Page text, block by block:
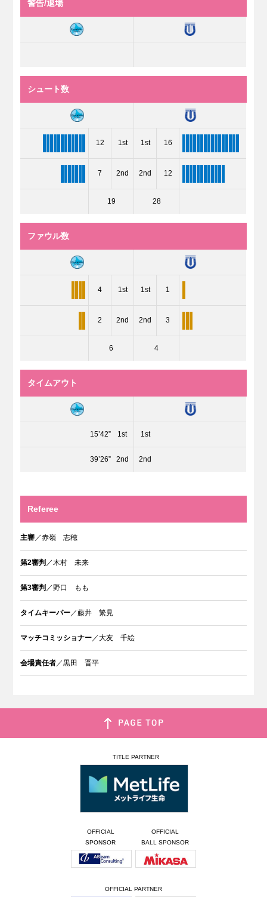
警告/退場
シュート数
12 1st 1st 16
7 2nd 2nd 12
19 28
ファウル数
4 1st 1st 1
2 2nd 2nd 3
6 4
タイムアウト
15’42” 1st 1st
39’26” 2nd 2nd
Referee
主審 ／赤嶺 志穂
第2審判 ／木村 未来
第3審判 ／野口 もも
タイムキーパー ／藤井 繁見
マッチコミッショナー ／大友 千絵
会場責任者 ／黒田 晋平
TITLE PARTNER
OFFICIAL
SPONSOR
OFFICIAL
BALL SPONSOR
OFFICIAL PARTNER